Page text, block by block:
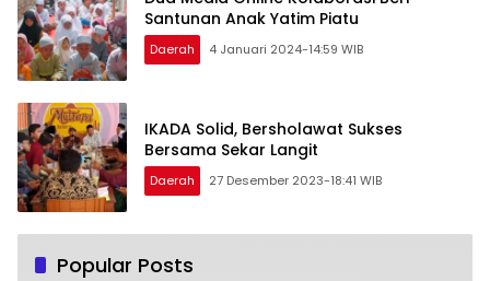
Santunan Anak Yatim Piatu
Daerah 4 Januari 2024-14:59 WIB
IKADA Solid, Bersholawat Sukses
Bersama Sekar Langit
Daerah 27 Desember 2023-18:41 WIB
Popular Posts